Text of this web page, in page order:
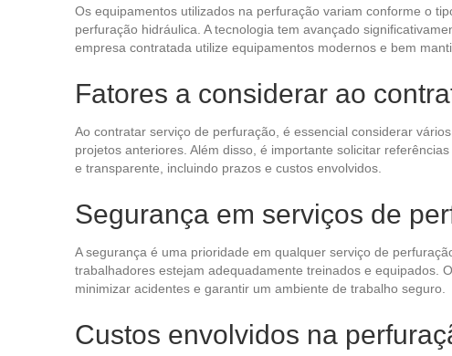
Os equipamentos utilizados na perfuração variam conforme o
perfuração hidráulica. A tecnologia tem avançado
empresa contratada utilize equipamentos modernos e bem
Fatores a considerar ao
Ao contratar serviço de perfuração, é essencial considerar
projetos anteriores. Além disso, é importante solicitar
e transparente, incluindo prazos e custos envolvidos.
Segurança em serviços de
A segurança é uma prioridade em qualquer serviço de
trabalhadores estejam adequadamente treinados e equipados.
minimizar acidentes e garantir um ambiente de trabalho seguro.
Custos envolvidos na